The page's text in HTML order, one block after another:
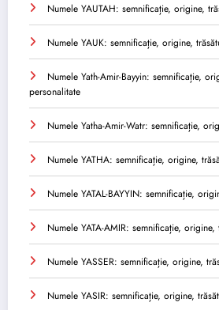
Numele YAUTAH: semnificație, origine,
Numele YAUK: semnificație, origine,
Numele Yath-Amir-Bayyin: semnificație,
personalitate
Numele Yatha-Amir-Watr: semnificație,
Numele YATHA: semnificație, origine,
Numele YATAL-BAYYIN: semnificație,
Numele YATA-AMIR: semnificație,
Numele YASSER: semnificație, origine,
Numele YASIR: semnificație, origine,